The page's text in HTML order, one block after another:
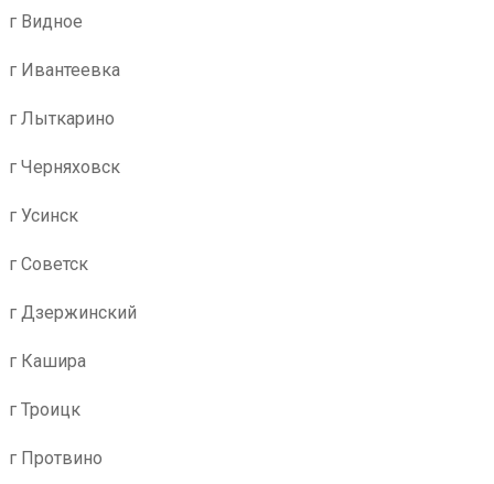
г Видное
г Ивантеевка
г Лыткарино
г Черняховск
г Усинск
г Советск
г Дзержинский
г Кашира
г Троицк
г Протвино